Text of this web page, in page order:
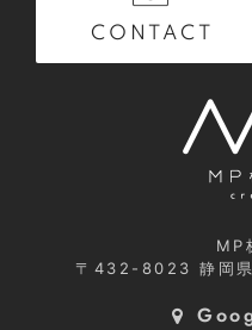
CONTACT
MP
〒432-8023静岡